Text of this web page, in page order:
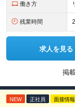
働き方
残業時間
求人を見る
掲
NEW 正社員 面接情